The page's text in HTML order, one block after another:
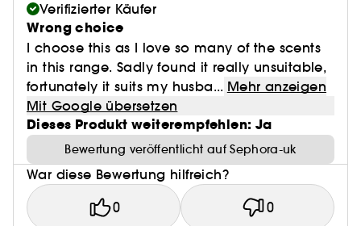
Verifizierter Käufer
Wrong choice
I choose this as I love so many of the scents
in this range. Sadly found it really unsuitable,
fortunately it suits my husba... Mehr anzeigen
Mit Google übersetzen
Dieses Produkt weiterempfehlen: Ja
Bewertung veröffentlicht auf Sephora-uk
War diese Bewertung hilfreich?
0 0